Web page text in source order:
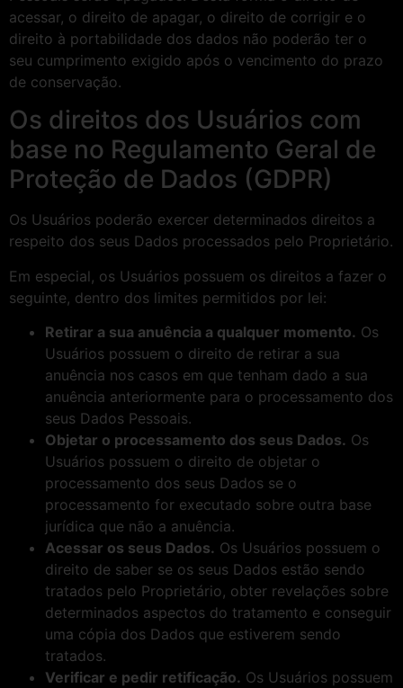
acessar, o direito de apagar, o direito de corrigir e o
direito à portabilidade dos dados não poderão ter o
seu cumprimento exigido após o vencimento do prazo
de conservação.
Os direitos dos Usuários com
base no Regulamento Geral de
Proteção de Dados (GDPR)
Os Usuários poderão exercer determinados direitos a
respeito dos seus Dados processados pelo Proprietário.
Em especial, os Usuários possuem os direitos a fazer o
seguinte, dentro dos limites permitidos por lei:
Retirar a sua anuência a qualquer momento. Os
Usuários possuem o direito de retirar a sua
anuência nos casos em que tenham dado a sua
anuência anteriormente para o processamento dos
seus Dados Pessoais.
Objetar o processamento dos seus Dados. Os
Usuários possuem o direito de objetar o
processamento dos seus Dados se o
processamento for executado sobre outra base
jurídica que não a anuência.
Acessar os seus Dados. Os Usuários possuem o
direito de saber se os seus Dados estão sendo
tratados pelo Proprietário, obter revelações sobre
determinados aspectos do tratamento e conseguir
uma cópia dos Dados que estiverem sendo
tratados.
Verificar e pedir retificação. Os Usuários possuem